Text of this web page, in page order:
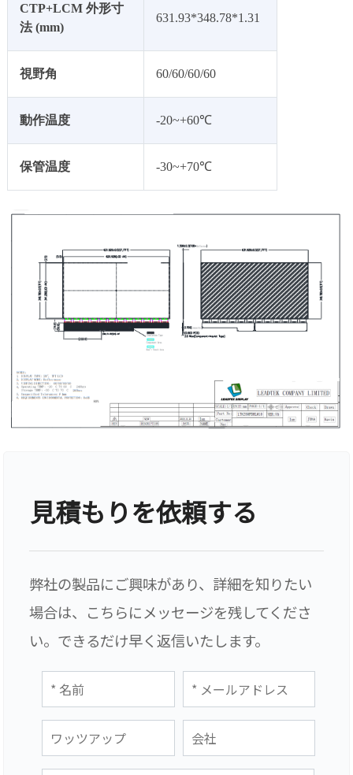
CTP+LCM 外形寸
法 (mm)
631.93*348.78*1.31
視野角 60/60/60/60
動作温度 -20~+60℃
保管温度 -30~+70℃
見積もりを依頼する
弊社の製品にご興味があり、詳細を知りたい
場合は、こちらにメッセージを残してくださ
い。できるだけ早く返信いたします。